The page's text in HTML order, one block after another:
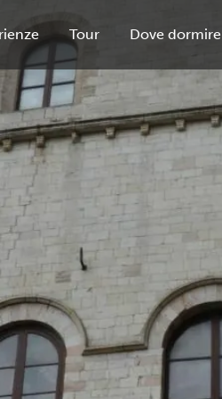
Tour Dove dormire